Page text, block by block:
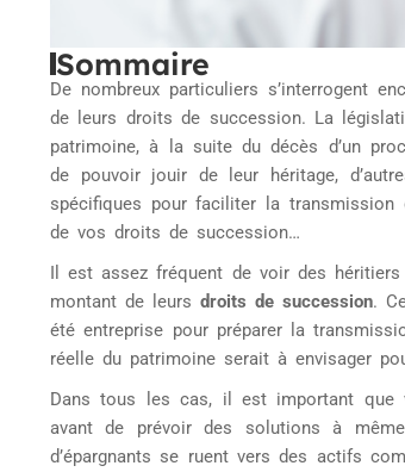
Sommaire
De nombreux particuliers s’interrogent
de leurs droits de succession. La
patrimoine, à la suite du décès d’un
de pouvoir jouir de leur héritage,
spécifiques pour faciliter la
de vos droits de succession…
Il est assez fréquent de voir des
montant de leursdroits de succession.
été entreprise pour préparer la
réelle du patrimoine serait à envisager
Dans tous les cas, il est important que
avant de prévoir des solutions à
d’épargnants se ruent vers des actifs